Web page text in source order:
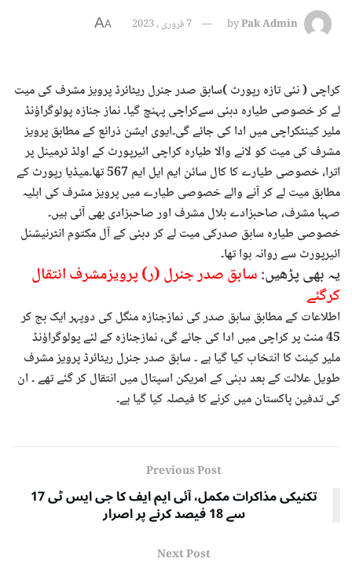
byPak Admin 7 فروری , 2023 A
A
کراچی ( نئی تازہ رپورٹ )سابق صدر جنرل ریٹائرڈ پرویز مشرف کی میت
لے کر خصوصی طیارہ دبئی سےکراچی پہنچ گیا۔ نماز جنازہ پولوگراؤنڈ
ملیر کینٹکراچی میں ادا کی جائے گی۔ایوی ایشن ذرائع کے مطابق پرویز
مشرف کی میت کو لانے والا طیارہ کراچی ائیرپورٹ کے اولڈ ٹرمینل پر
اترا، خصوصی طیارے کا کال سائن ایم ایل ایم 567 تھا۔میڈیا رپورٹ کے
مطابق میت لے کر آنے والے خصوصی طیارے میں پرویز مشرف کی اہلیہ
صہبا مشرف، صاحبزادے بلال مشرف اور صاحبزادی بھی آئی ہیں۔
خصوصی طیارہ سابق صدرکی میت لے کر دبئی کے آل مکتوم انٹرنیشنل
ائیرپورٹ سے روانہ ہوا تھا۔
یہ بھی پڑھیں:سابق صدر جنرل (ر) پرویزمشرف انتقال
کرگئے
اطلاعات کے مطابق سابق صدر کی نمازجنازہ منگل کی دوپہر ایک بج کر
45 منٹ پر کراچی میں ادا کی جائے گی، نمازجنازہ کے لئے پولوگراؤنڈ
ملیر کینٹ کا انتخاب کیا گیا ہے ۔ سابق صدر جنرل ریٹائرڈ پرویز مشرف
طویل علالت کے بعد دبئی کے امریکن اسپتال میں انتقال کر گئے تھے ۔ ان
کی تدفین پاکستان میں کرنے کا فیصلہ کیا گیا ہے۔
Previous Post
تکنیکی مذاکرات مکمل، آئی ایم ایف کا جی ایس ٹی 17
سے 18 فیصد کرنے پر اصرار
Next Post